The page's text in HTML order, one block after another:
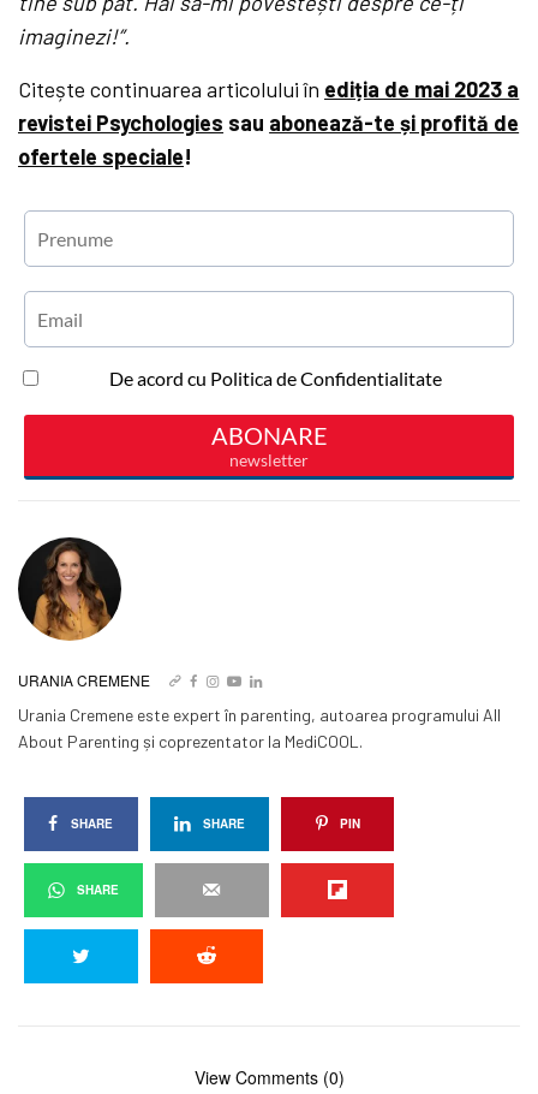
imaginezi!”.
Citește continuarea articolului în ediția de mai 2023 a
revistei Psychologies sau abonează-te și profită de
ofertele speciale!
URANIA CREMENE
Urania Cremene este expert în parenting, autoarea programului All
About Parenting și coprezentator la MediCOOL.
SHARE SHARE PIN
SHARE
View Comments (0)